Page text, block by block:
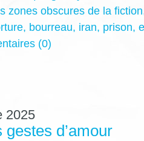
zones obscures de la fiction
, bourreau, iran, prison,
(0)
2025
d’amour